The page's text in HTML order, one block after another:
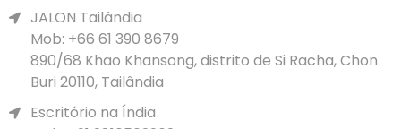
JALON Tailândia
Mob: +66 61 390 8679
890/68 Khao Khansong, distrito de Si Racha, Chon
Buri 20110, Tailândia
Escritório na Índia